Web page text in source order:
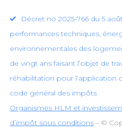
Décret no 2025-766 du 5
performances techniques,
environnementales des
de vingt ans faisant l’objet de
réhabilitation pour l’application
code général des impôts
Organismes HLM et
d’impôt sous conditions– ©